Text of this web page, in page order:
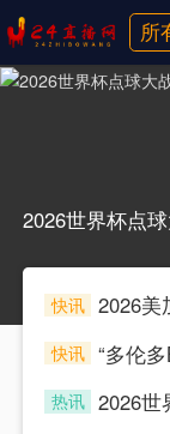
所
快讯
快讯
热讯